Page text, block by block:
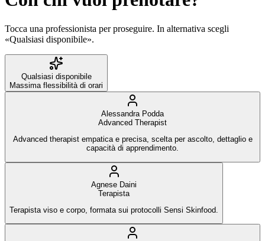
Tocca una professionista per proseguire. In alternativa scegli
«Qualsiasi disponibile».
Qualsiasi disponibile
Massima flessibilità di orari
Alessandra Podda
Advanced Therapist
Advanced therapist empatica e precisa, scelta per ascolto, dettaglio e
capacità di apprendimento.
Agnese Daini
Terapista
Terapista viso e corpo, formata sui protocolli Sensi Skinfood.